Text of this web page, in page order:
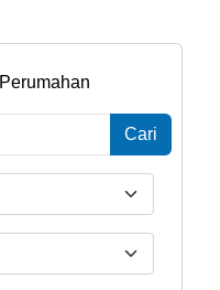
Perumahan
Cari